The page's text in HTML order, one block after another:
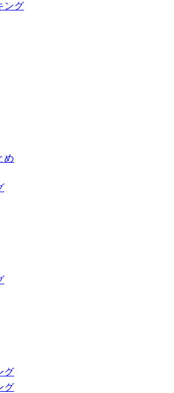
ング
め
グ
グ